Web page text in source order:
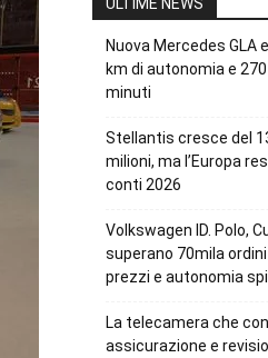
Nuova Mercedes GLA
km di autonomia e
minuti
Stellantis cresce del
milioni, ma l’Europa
conti 2026
Volkswagen ID. Polo,
superano 70mila
prezzi e autonomia
La telecamera che
assicurazione e